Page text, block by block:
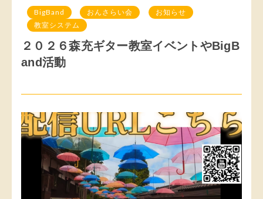
BigBand おんさらい会
お知らせ
教室システム
２０２６森充ギター教室イベントやBigB
and活動